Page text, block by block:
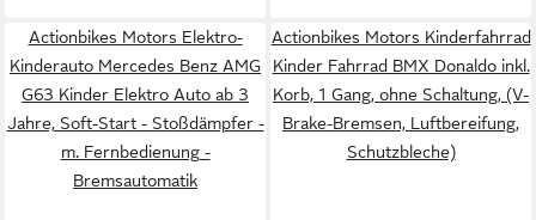
Actionbikes Motors Elektro-
Kinderauto Mercedes Benz AMG
G63 Kinder Elektro Auto ab 3
Jahre, Soft-Start - Stoßdämpfer -
m. Fernbedienung -
Bremsautomatik
Actionbikes Motors Kinderfahrrad
Kinder Fahrrad BMX Donaldo inkl.
Korb, 1 Gang, ohne Schaltung, (V-
Brake-Bremsen, Luftbereifung,
Schutzbleche)